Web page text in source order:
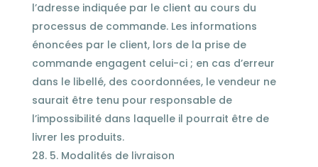
l’adresse indiquée par le client au cours du
processus de commande. Les informations
énoncées par le client, lors de la prise de
commande engagent celui-ci ; en cas d’erreur
dans le libellé, des coordonnées, le vendeur ne
saurait être tenu pour responsable de
l’impossibilité dans laquelle il pourrait être de
livrer les produits.
5. Modalités de livraison